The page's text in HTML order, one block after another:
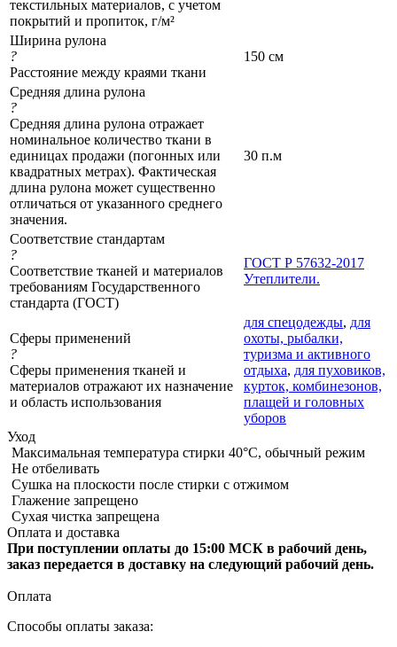
текстильных материалов, с учетом
покрытий и пропиток, г/м²
Ширина рулона
?
Расстояние между краями ткани
150 см
Средняя длина рулона
?
Средняя длина рулона отражает
номинальное количество ткани в
единицах продажи (погонных или
квадратных метрах). Фактическая
длина рулона может существенно
отличаться от указанного среднего
значения.
30 п.м
Соответствие стандартам
?
Соответствие тканей и материалов
требованиям Государственного
стандарта (ГОСТ)
ГОСТ Р 57632-2017
Утеплители.
Сферы применений
?
Сферы применения тканей и
материалов отражают их назначение
и область использования
для спецодежды, для
охоты, рыбалки,
туризма и активного
отдыха, для пуховиков,
курток, комбинезонов,
плащей и головных
уборов
Уход
Максимальная температура стирки 40°C, обычный режим
Не отбеливать
Сушка на плоскости после стирки с отжимом
Глажение запрещено
Сухая чистка запрещена
Оплата и доставка
При поступлении оплаты до 15:00 МСК в рабочий день,
заказ передается в доставку на следующий рабочий день.
Оплата
Способы оплаты заказа: